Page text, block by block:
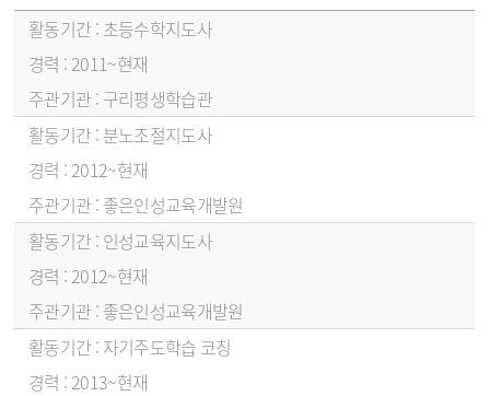
초등수학지도사
2011~현재
구리평생학습관
분노조절지도사
2012~현재
좋은인성교육개발원
인성교육지도사
2012~현재
좋은인성교육개발원
자기주도학습 코칭
2013~현재